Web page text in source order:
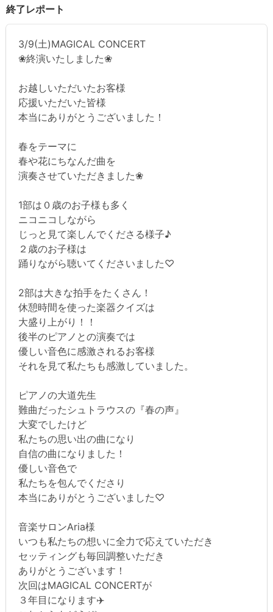
終了レポート
3/9(土)MAGICAL CONCERT
❀終演いたしました❀
お越しいただいたお客様
応援いただいた皆様
本当にありがとうございました！
春をテーマに
春や花にちなんだ曲を
演奏させていただきました❀
1部は０歳のお子様も多く
ニコニコしながら
じっと見て楽しんでくださる様子♪
２歳のお子様は
踊りながら聴いてくださいました♡
2部は大きな拍手をたくさん！
休憩時間を使った楽器クイズは
大盛り上がり！！
後半のピアノとの演奏では
優しい音色に感激されるお客様
それを見て私たちも感激していました。
ピアノの大道先生
難曲だったシュトラウスの『春の声』
大変でしたけど
私たちの思い出の曲になり
自信の曲になりました！
優しい音色で
私たちを包んでくださり
本当にありがとうございました♡
音楽サロンAria様
いつも私たちの想いに全力で応えていただき
セッティングも毎回調整いただき
ありがとうございます！
次回はMAGICAL CONCERTが
３年目になります✈️